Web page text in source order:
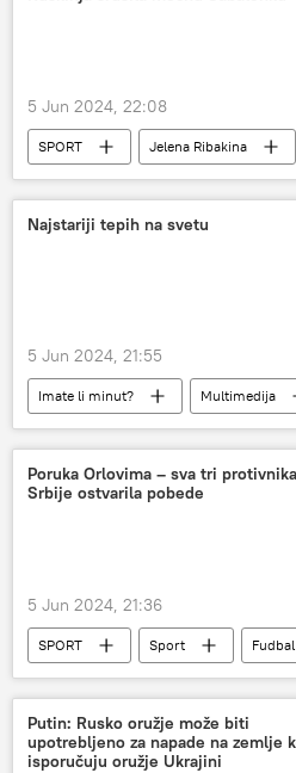
5 Jun 2024, 22:08
SPORT Jelena Ribakina
Sport
Tenis
Najstariji tepih na svetu
5 Jun 2024, 21:55
Imate li minut? Multimedija
Rusija – društvo
Poruka Orlovima – sva tri protivnika
Srbije ostvarila pobede
5 Jun 2024, 21:36
SPORT Sport
Fudbal
EURO 2024 – vesti
Putin: Rusko oružje može biti
upotrebljeno za napade na zemlje
isporučuju oružje Ukrajini